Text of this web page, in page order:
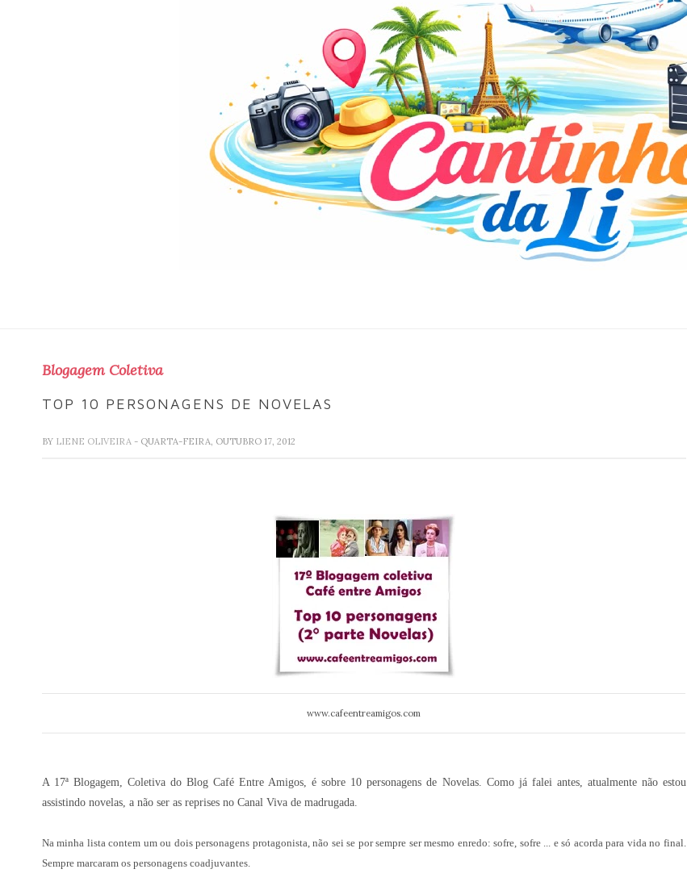
Blogagem Coletiva
TOP 10 PERSONAGENS DE NOVELAS
BY LIENE OLIVEIRA - QUARTA-FEIRA, OUTUBRO 17, 2012
www.cafeentreamigos.com
A 17ª Blogagem, Coletiva do Blog Café Entre Amigos, é sobre 10 personagens de Novelas. Como já falei antes, atualmente não estou
assistindo novelas, a não ser as reprises no Canal Viva de madrugada.
Na minha lista contem um ou dois personagens protagonista, não sei se por sempre ser mesmo enredo: sofre, sofre ... e só acorda para vida no final.
Sempre marcaram os personagens coadjuvantes.